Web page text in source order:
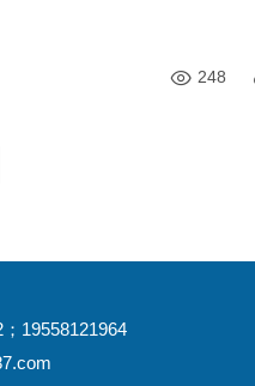
248
19558121964